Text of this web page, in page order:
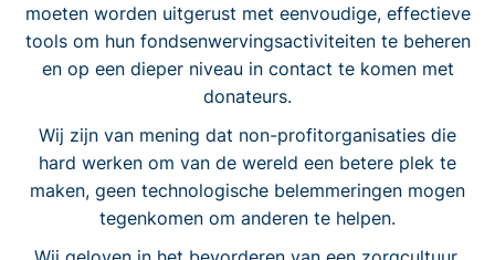
moeten worden uitgerust met eenvoudige, effectieve
tools om hun fondsenwervingsactiviteiten te beheren
en op een dieper niveau in contact te komen met
donateurs.
Wij zijn van mening dat non-profitorganisaties die
hard werken om van de wereld een betere plek te
maken, geen technologische belemmeringen mogen
tegenkomen om anderen te helpen.